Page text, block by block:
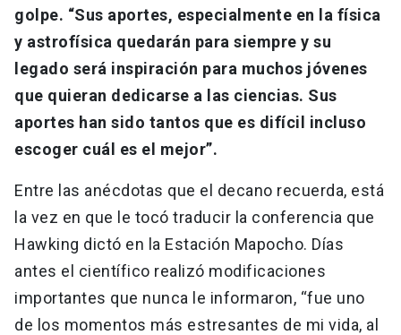
golpe. “Sus aportes, especialmente en la física
y astrofísica quedarán para siempre y su
legado será inspiración para muchos jóvenes
que quieran dedicarse a las ciencias. Sus
aportes han sido tantos que es difícil incluso
escoger cuál es el mejor”.
Entre las anécdotas que el decano recuerda, está
la vez en que le tocó traducir la conferencia que
Hawking dictó en la Estación Mapocho. Días
antes el científico realizó modificaciones
importantes que nunca le informaron, “fue uno
de los momentos más estresantes de mi vida, al